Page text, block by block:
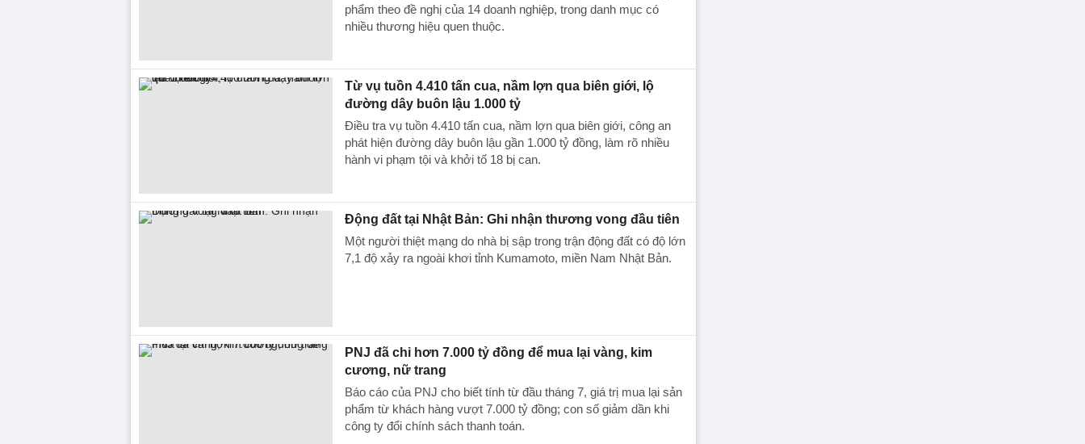
phẩm theo đề nghị của 14 doanh nghiệp, trong danh mục có
nhiều thương hiệu quen thuộc.
Từ vụ tuồn 4.410 tấn cua, nầm lợn qua biên giới, lộ
đường dây buôn lậu 1.000 tỷ
Điều tra vụ tuồn 4.410 tấn cua, nầm lợn qua biên giới, công an
phát hiện đường dây buôn lậu gần 1.000 tỷ đồng, làm rõ nhiều
hành vi phạm tội và khởi tố 18 bị can.
Động đất tại Nhật Bản: Ghi nhận thương vong đầu tiên
Một người thiệt mạng do nhà bị sập trong trận động đất có độ lớn
7,1 độ xảy ra ngoài khơi tỉnh Kumamoto, miền Nam Nhật Bản.
PNJ đã chi hơn 7.000 tỷ đồng để mua lại vàng, kim
cương, nữ trang
Báo cáo của PNJ cho biết tính từ đầu tháng 7, giá trị mua lại sản
phẩm từ khách hàng vượt 7.000 tỷ đồng; con số giảm dần khi
công ty đổi chính sách thanh toán.